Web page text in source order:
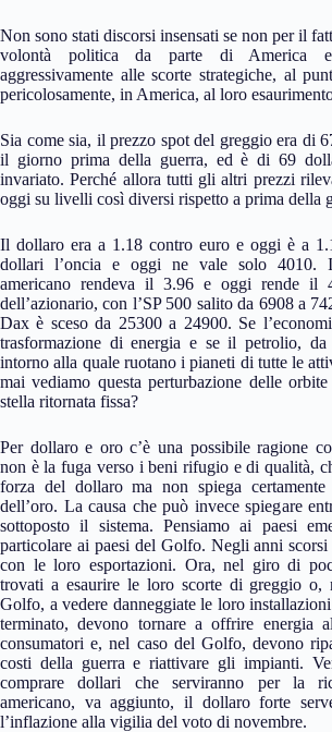
Non sono stati discorsi insensati se non per il
volontà politica da parte di America
aggressivamente alle scorte strategiche, al
pericolosamente, in America, al loro
Sia come sia, il prezzo spot del greggio era di
il giorno prima della guerra, ed è di 69
invariato. Perché allora tutti gli altri prezzi
oggi su livelli così diversi rispetto a prima della
Il dollaro era a 1.18 contro euro e oggi è a
dollari l’oncia e oggi ne vale solo 4010.
americano rendeva il 3.96 e oggi rende il
dell’azionario, con l’SP 500 salito da 6908 a
Dax è sceso da 25300 a 24900. Se
trasformazione di energia e se il petrolio,
intorno alla quale ruotano i pianeti di tutte le
mai vediamo questa perturbazione delle
stella ritornata fissa?
Per dollaro e oro c’è una possibile ragione
non è la fuga verso i beni rifugio e di qualità,
forza del dollaro ma non spiega certamente
dell’oro. La causa che può invece spiegare
sottoposto il sistema. Pensiamo ai paesi
particolare ai paesi del Golfo. Negli anni
con le loro esportazioni. Ora, nel giro di
trovati a esaurire le loro scorte di greggio o,
Golfo, a vedere danneggiate le loro
terminato, devono tornare a offrire energia
consumatori e, nel caso del Golfo, devono
costi della guerra e riattivare gli impianti.
comprare dollari che serviranno per la
americano, va aggiunto, il dollaro forte
l’inflazione alla vigilia del voto di novembre.